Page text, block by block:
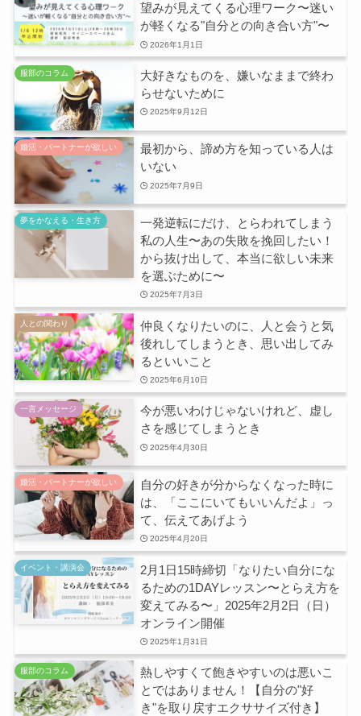
望みが見えてくる心理ワーク〜迷い
が軽くなる"自分との向き合い方"〜
2026年1月1日
服部のコラム
大好きなものを、嫌いなままで終わ
らせないために
2025年9月12日
婚活・パートナーが欲しい
最初から、諦め方を知っている人は
いない
2025年7月9日
夢をかなえる・生き方
一発逆転にだけ、とらわれてしまう
私の人生〜あの失敗を挽回したい！
から抜け出して、本当に欲しい未来
を選ぶために〜
2025年7月3日
人との関わり
仲良くなりたいのに、人と会うと気
後れしてしまうとき、思い出してみ
るといいこと
2025年6月10日
一言メッセージ
今が悪いわけじゃないけれど、虚し
さを感じてしまうとき
2025年4月30日
婚活・パートナーが欲しい
自分の好きが分からなくなった時に
は、「ここにいてもいいんだよ」っ
て、伝えてあげよう
2025年4月20日
イベント・講演会
2月1日15時締切「なりたい自分にな
るための1DAYレッスン〜とらえ方を
変えてみる〜」2025年2月2日（日）
オンライン開催
2025年1月31日
服部のコラム
熱しやすくて飽きやすいのは悪いこ
とではありません！【自分の"好
き"を取り戻すエクササイズ付き】